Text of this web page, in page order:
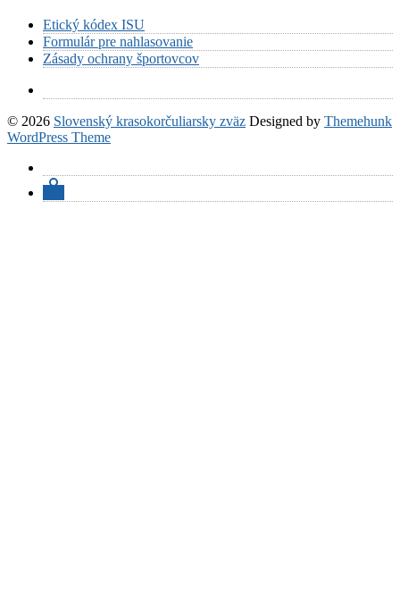
Etický kódex ISU
Formulár pre nahlasovanie
Zásady ochrany športovcov
© 2026 Slovenský krasokorčuliarsky zväz Designed by Themehunk
WordPress Theme